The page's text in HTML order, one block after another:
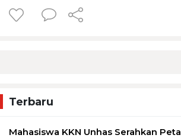
Terbaru
Mahasiswa KKN Unhas Serahkan Peta